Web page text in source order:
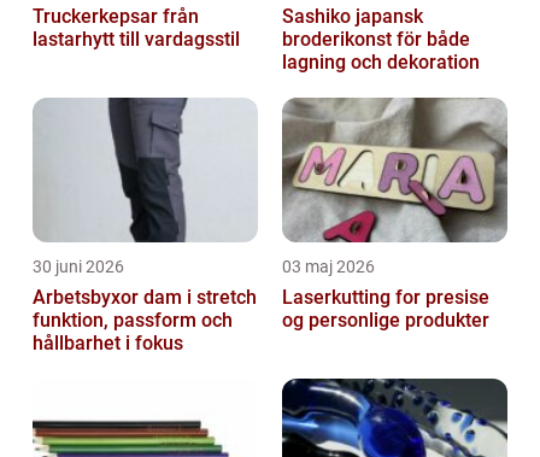
Truckerkepsar från
lastarhytt till vardagsstil
Sashiko japansk
broderikonst för både
lagning och dekoration
30 juni 2026
Arbetsbyxor dam i stretch
funktion, passform och
hållbarhet i fokus
03 maj 2026
Laserkutting for presise
og personlige produkter